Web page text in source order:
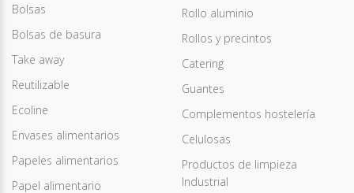
Bolsas
Bolsas de basura
Take away
Reutilizable
Ecoline
Envases alimentarios
Papeles alimentarios
Papel alimentario
Rollo aluminio
Rollos y precintos
Catering
Guantes
Complementos hostelería
Celulosas
Productos de limpieza
Industrial